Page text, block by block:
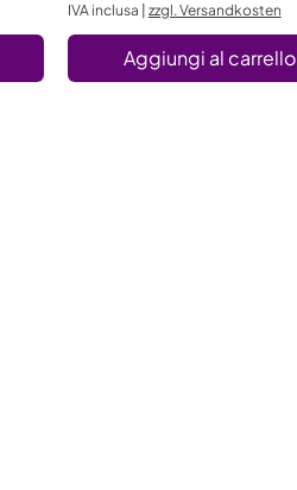
IVA inclusa zzgl. Versandkosten
Aggiungi al carrello